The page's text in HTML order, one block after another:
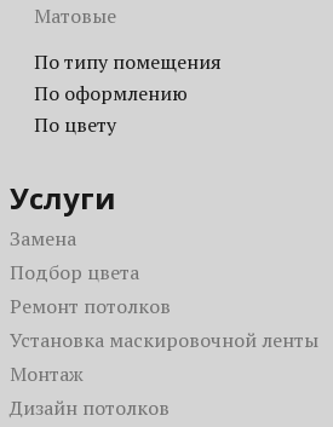
Матовые
По типу помещения
Для коттеджа
В зал
В комнату
В детскую
На балкон / на лоджию
По оформлению
Звездное небо
С трековыми светильниками
Двухуровневые
Светопрозрачные
По цвету
Розовые
Зеленые
Голубые
Услуги
Замена
Подбор цвета
Ремонт потолков
Установка маскировочной ленты
Монтаж
Дизайн потолков